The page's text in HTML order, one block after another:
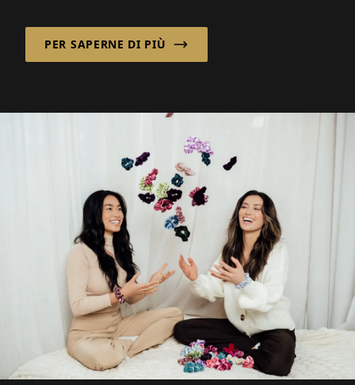
PER SAPERNE DI PIÙ